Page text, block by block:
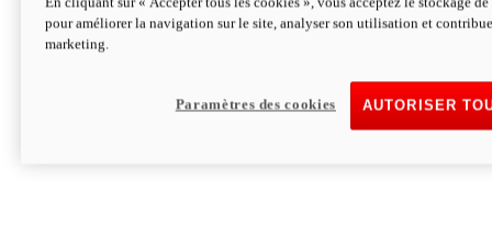
Hypermotard V2 SP 100
Découvrez-le
pour améliorer la navigation sur le site, analyser son utilisation et
marketing.
AUTORISER
Paramètres des cookies